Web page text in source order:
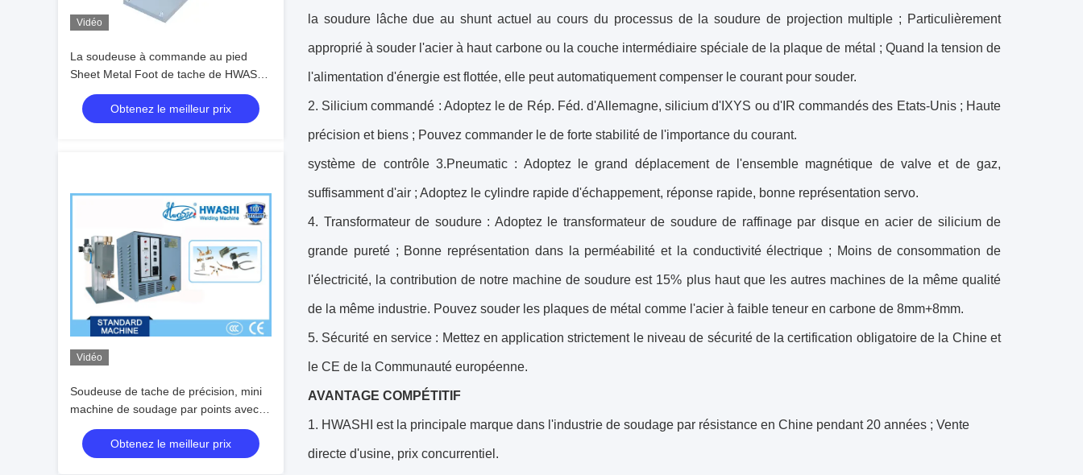
Vidéo
La soudeuse à commande au pied
Sheet Metal Foot de tache de HWASHI
a actionné la machine de soudage par
points
Obtenez le meilleur prix
Vidéo
Soudeuse de tache de précision, mini
machine de soudage par points avec la
tête simple ou parallèle Gap
Obtenez le meilleur prix
la soudure lâche due au shunt actuel au cours du processus de la soudure de projection multiple ; Particulièrement
approprié à souder l'acier à haut carbone ou la couche intermédiaire spéciale de la plaque de métal ; Quand la tension de
l'alimentation d'énergie est flottée, elle peut automatiquement compenser le courant pour souder.
2. Silicium commandé : Adoptez le de Rép. Féd. d'Allemagne, silicium d'IXYS ou d'IR commandés des Etats-Unis ; Haute
précision et biens ; Pouvez commander le de forte stabilité de l'importance du courant.
système de contrôle 3.Pneumatic : Adoptez le grand déplacement de l'ensemble magnétique de valve et de gaz,
suffisamment d'air ; Adoptez le cylindre rapide d'échappement, réponse rapide, bonne représentation servo.
4. Transformateur de soudure : Adoptez le transformateur de soudure de raffinage par disque en acier de silicium de
grande pureté ; Bonne représentation dans la perméabilité et la conductivité électrique ; Moins de consommation de
l'électricité, la contribution de notre machine de soudure est 15% plus haut que les autres machines de la même qualité
de la même industrie. Pouvez souder les plaques de métal comme l'acier à faible teneur en carbone de 8mm+8mm.
5. Sécurité en service : Mettez en application strictement le niveau de sécurité de la certification obligatoire de la Chine et
le CE de la Communauté européenne.
AVANTAGE COMPÉTITIF
1. HWASHI est la principale marque dans l'industrie de soudage par résistance en Chine pendant 20 années ; Vente
directe d'usine, prix concurrentiel.